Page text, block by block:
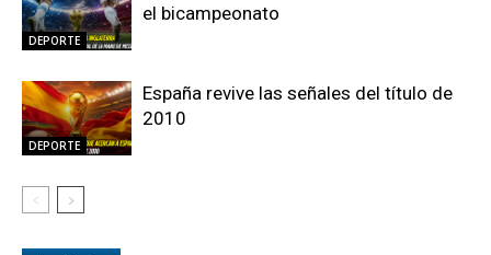
DEPORTE
el bicampeonato
DEPORTE
España revive las señales del título de
2010